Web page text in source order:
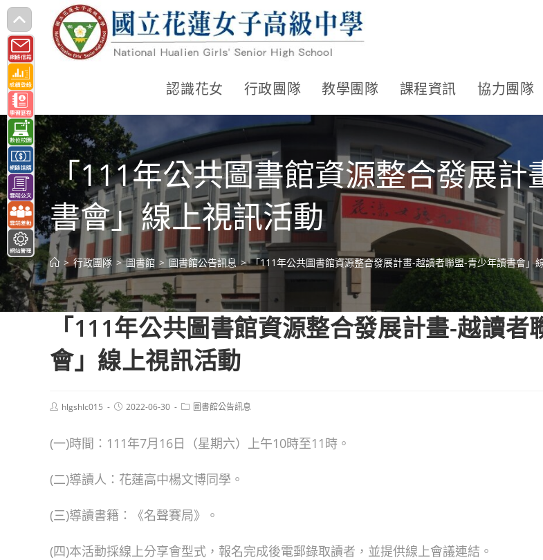
跳
轉
至
主
要
內
容
認識花女 行政團隊 教學團隊 課程資訊 協力團隊
「111年公共圖書館資源整合發展
書會」線上視訊活動
> 行政團隊 > 圖書館 > 圖書館公告訊息 > 「111年公共圖書館資源整合發展計畫-越讀者聯盟-青少年讀書會」
「111年公共圖書館資源整合發展計畫-越讀者
會」線上視訊活動
Posthlgshlc015
Post2022-06-30
Post圖書館公告訊息
(一)時間：111年7月16日（星期六）上午10時至11時。
(二)導讀人：花蓮高中楊文博同學。
(三)導讀書籍：《名聲賽局》。
(四)本活動採線上分享會型式，報名完成後電郵錄取讀者，並提供線上會議連結。